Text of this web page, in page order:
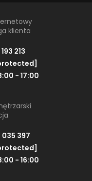
klienta
213
- 17:00
397
- 16:00